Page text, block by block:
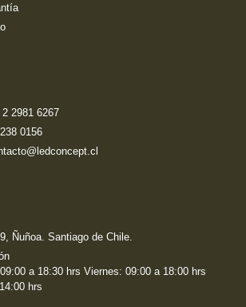
2981 6267
0156
Ñuñoa. Santiago de Chile.
a 18:30 hrs Viernes: 09:00 a 18:00 hrs
hrs